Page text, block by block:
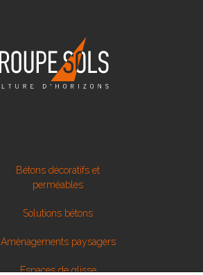
Bétons décoratifs et
perméables
Solutions bétons
Aménagements paysagers
Espaces de glisse